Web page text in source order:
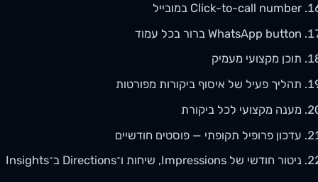
Click-to-call number במובייל
WhatsApp button ברור בכל עמוד
תוכן מקצועי מעמיק
תהליך פעיל של איסוף ביקורות מפורטות
מענה מקצועי לכל ביקורת
עדכון פרופיל תקופתי — פוסטים חודשיים
ניטור חודשי של Impressions, שיחות ו־Directions ב־Insights